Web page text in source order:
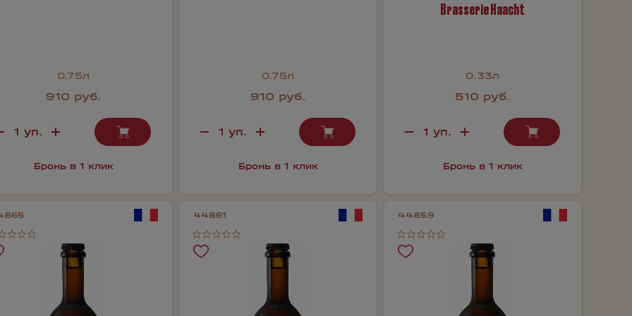
0.75л
910 руб.
Бронь в 1 клик
0.75л
910 руб.
Бронь в 1 клик
Brasserie Haacht
0.33л
510 руб.
Бронь в 1 клик
44861 44859